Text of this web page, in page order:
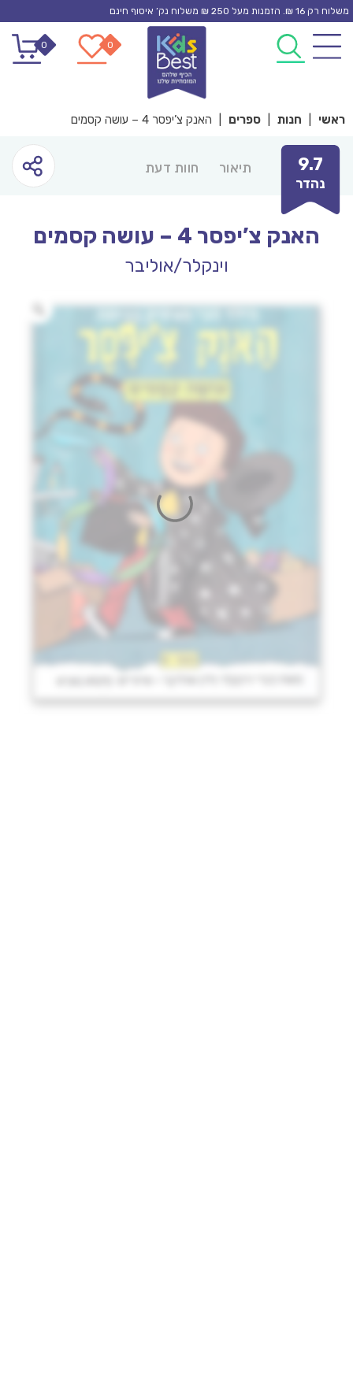
Skip
content
משלוח רק 16 ₪. הזמנות מעל 250 ₪ משלוח נק’ איסוף חינם
0
0
ראשי חנות ספרים האנק צ’יפסר 4 – עושה קסמים
9.7
נהדר
תיאור חוות דעת
האנק צ’יפסר 4 – עושה קסמים
וינקלר/אוליבר